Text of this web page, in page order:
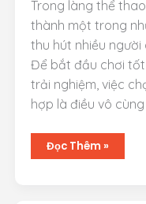
Trong làng thể
thành một trong
thu hút nhiều
Để bắt đầu chơi
trải nghiệm, việc
hợp là điều vô
Cách
Chọn
Đọc Thêm »